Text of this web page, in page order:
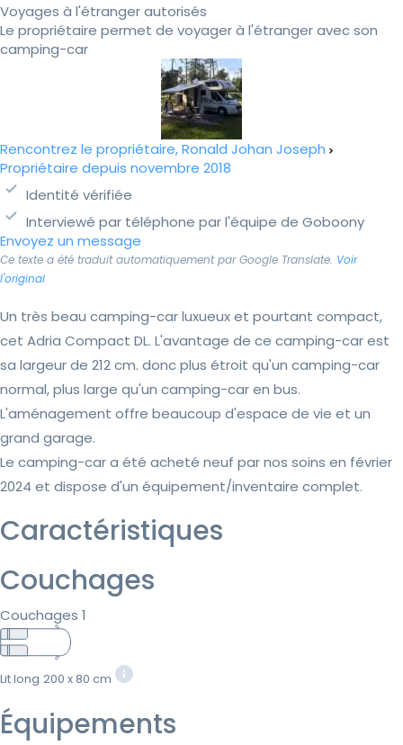
Voyages à l'étranger autorisés
Le propriétaire permet de voyager à l'étranger avec son
camping-car
Rencontrez le propriétaire, Ronald Johan Joseph
Propriétaire depuis novembre 2018
Identité vérifiée
Interviewé par téléphone par l'équipe de Goboony
Envoyez un message
Ce texte a été traduit automatiquement par Google Translate. Voir
l'original
Un très beau camping-car luxueux et pourtant compact,
cet Adria Compact DL. L'avantage de ce camping-car est
sa largeur de 212 cm. donc plus étroit qu'un camping-car
normal, plus large qu'un camping-car en bus.
L'aménagement offre beaucoup d'espace de vie et un
grand garage.
Le camping-car a été acheté neuf par nos soins en février
2024 et dispose d'un équipement/inventaire complet.
Caractéristiques
Couchages
Couchages 1
Lit long 200 x 80 cm
Équipements